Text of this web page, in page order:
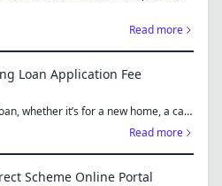
Read more
Loan Application Fee
whether it’s for a new home, a car,
Read more
Scheme Online Portal